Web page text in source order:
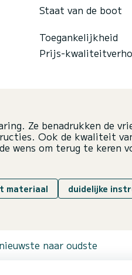
Staat van de boot
Toegankelijkheid
Prijs-
Ze benadrukken de
Ook de kwaliteit
wens om terug te keren
materiaal
duidelijke
naar oudste